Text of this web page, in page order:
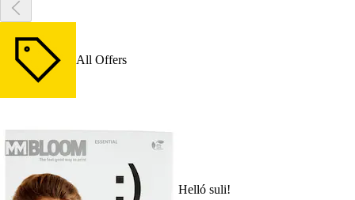
All Offers
Helló suli!